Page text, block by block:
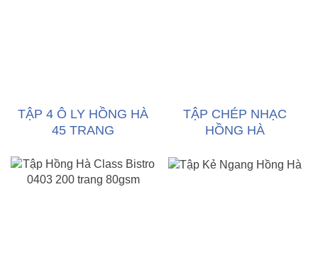
TẬP 4 Ô LY HỒNG HÀ
45 TRANG
TẬP CHÉP NHẠC
HỒNG HÀ